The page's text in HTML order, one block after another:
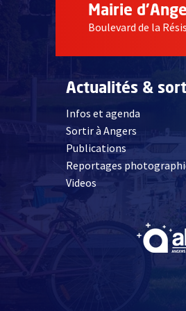
Mairie
Boulevard de la
Actualités &
Infos et agenda
Sortir à Angers
Publications
Reportages
Videos, Ouvre une